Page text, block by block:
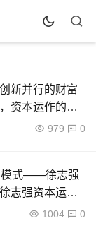
新并行的财富
资本运作的财
979 0
模式——徐志强
志强资本运作
1004 0